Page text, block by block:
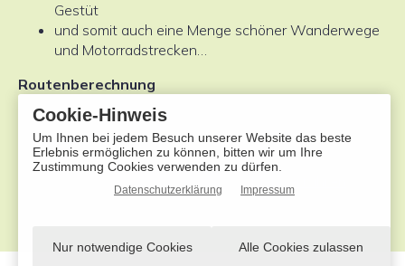
Gestüt
und somit auch eine Menge schöner Wanderwege
und Motorradstrecken…
Routenberechnung
Wir zeigen Ihnen, wie Sie unser Gasthaus finden…
Hier dieAnfahrt mit Google-Maps planen – Mit dem
Laden der Karte akzeptieren Sie die
Datenschutzerklärung von Google –
Cookie-Hinweis
Um Ihnen bei jedem Besuch unserer Website das beste
Erlebnis ermöglichen zu können, bitten wir um Ihre
Zustimmung Cookies verwenden zu dürfen.
Datenschutzerklärung Impressum
Nur notwendige Cookies Alle Cookies zulassen